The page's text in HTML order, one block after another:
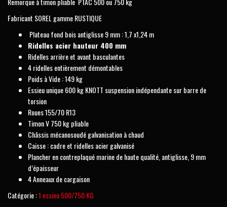
Fabricant SOREL gamme RUSTIQUE
Plateau fond bois antiglisse 9 mm : 1,7 x1,24 m
Ridelles acier hauteur 400 mm
Ridelles arrière et avant basculantes
4 ridelles entièrement démontables
Poids à Vide : 149 kg
Essieu unique 600 kg KNOTT suspension indépendante sur barre de
torsion
Roues 155/70 R13
Timon V 750 kg pliable
Châssis mécanosoudé galvanisation à chaud
Caisse : cadre et ridelles acier galvanisé
Plancher en contreplaqué marine de haute qualité, antiglisse, 9 mm
d’épaisseur
4 Anneaux de cargaison
Catégorie :1 essieu 500/750 KG